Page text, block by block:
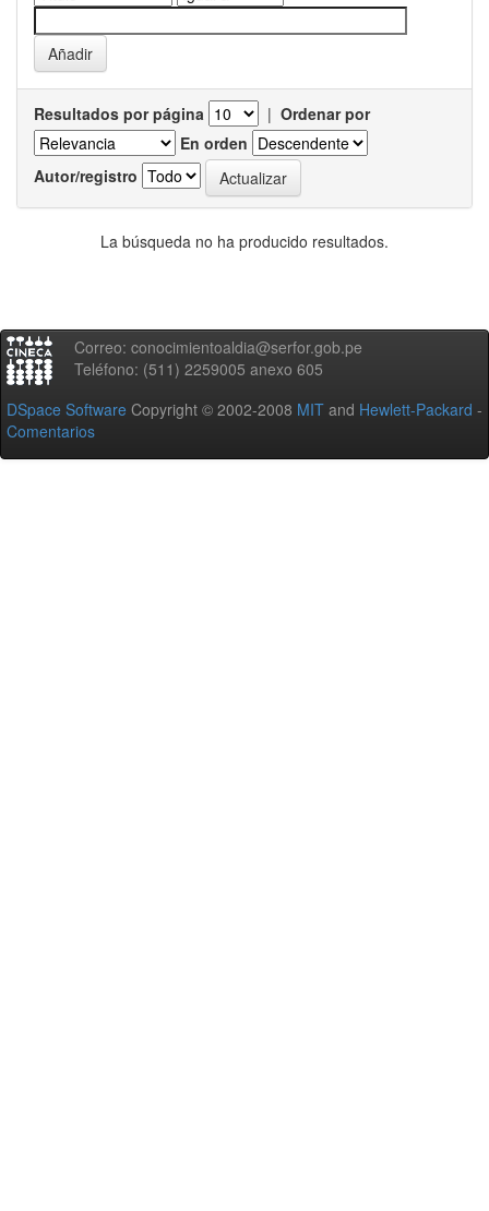
Resultados por página | Ordenar por
En orden
Autor/registro
La búsqueda no ha producido resultados.
Correo: conocimientoaldia@serfor.gob.pe
Teléfono: (511) 2259005 anexo 605
DSpace Software Copyright © 2002-2008 MIT and Hewlett-Packard -
Comentarios